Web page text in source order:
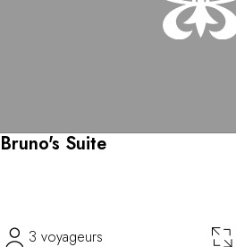
Bruno's Suite
3 voyageurs